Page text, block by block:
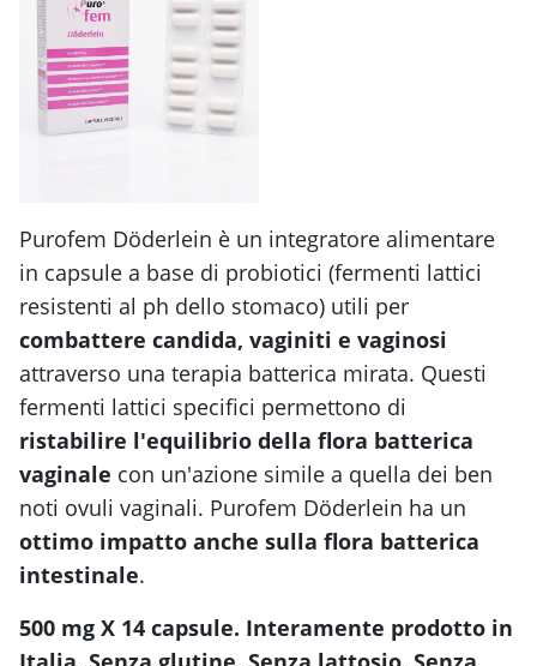
Purofem Döderlein è un integratore alimentare
in capsule a base di probiotici (fermenti lattici
resistenti al ph dello stomaco) utili per
combattere candida, vaginiti e vaginosi
attraverso una terapia batterica mirata. Questi
fermenti lattici specifici permettono di
ristabilire l'equilibrio della flora batterica
vaginale con un'azione simile a quella dei ben
noti ovuli vaginali. Purofem Döderlein ha un
ottimo impatto anche sulla flora batterica
intestinale.
500 mg X 14 capsule. Interamente prodotto in